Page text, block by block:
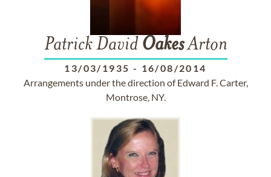
Patrick David OakesArton
13/03/1935 - 16/08/2014
Arrangements under the direction of Edward F. Carter,
Montrose, NY.